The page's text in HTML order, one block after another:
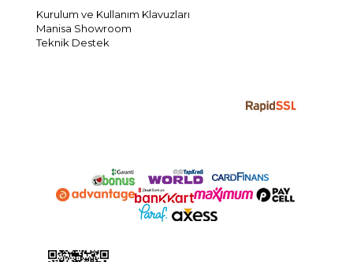
Kurulum ve Kullanım Klavuzları
Manisa Showroom
Teknik Destek